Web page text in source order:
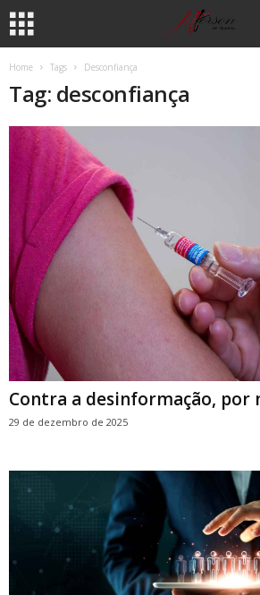
Home Tags Desconfiança
Tag: desconfiança
Contra a desinformação, por
29 de dezembro de 2025